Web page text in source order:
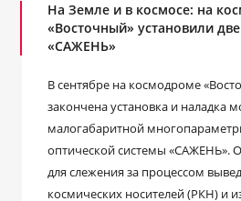
На Земле и в космосе: на
«Восточный» установили
«САЖЕНЬ»
В сентябре на космодроме
закончена установка и наладка
малогабаритной
оптической системы «САЖЕНЬ».
для слежения за процессом
космических носителей (РКН) и